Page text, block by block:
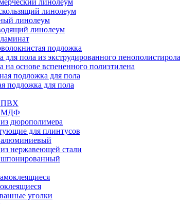
линолеум
линолеум
линолеум
линолеум
подложка
для пола из экструдированного
на основе вспененного полиэтилена
подложка для пола
подложка для пола
ПВХ
МДФ
дюрополимера
для плинтусов
нержавеющей стали
уголки